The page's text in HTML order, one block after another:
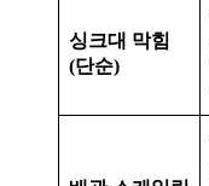
싱크대 막힘
(단순)